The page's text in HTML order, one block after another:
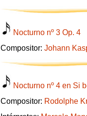
Nocturno nº 3 Op. 4
Compositor: Johann
Nocturno nº 4 en Si
Compositor: Rodolphe